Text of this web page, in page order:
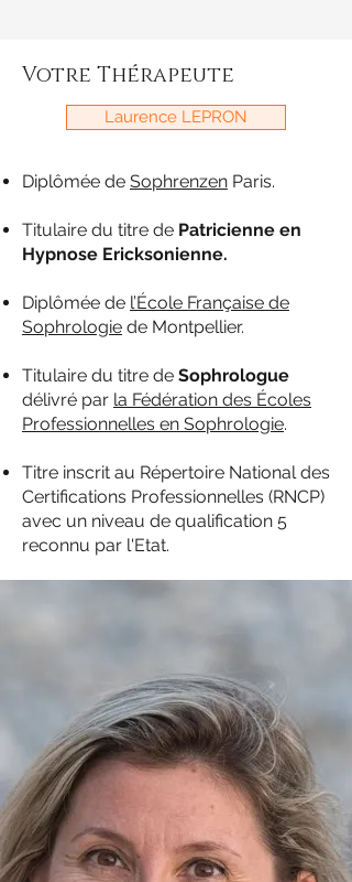
Votre Thérapeute
Laurence LEPRON
Diplômée de Sophrenzen Paris.
Titulaire du titre de Patricienne en
Hypnose Ericksonienne.
Diplômée de l’École Française de
Sophrologie de Montpellier.
Titulaire du titre de Sophrologue
délivré par la Fédération des Écoles
Professionnelles en Sophrologie.
Titre inscrit au Répertoire National des
Certifications Professionnelles (RNCP)
avec un niveau de qualification 5
reconnu par l'Etat.